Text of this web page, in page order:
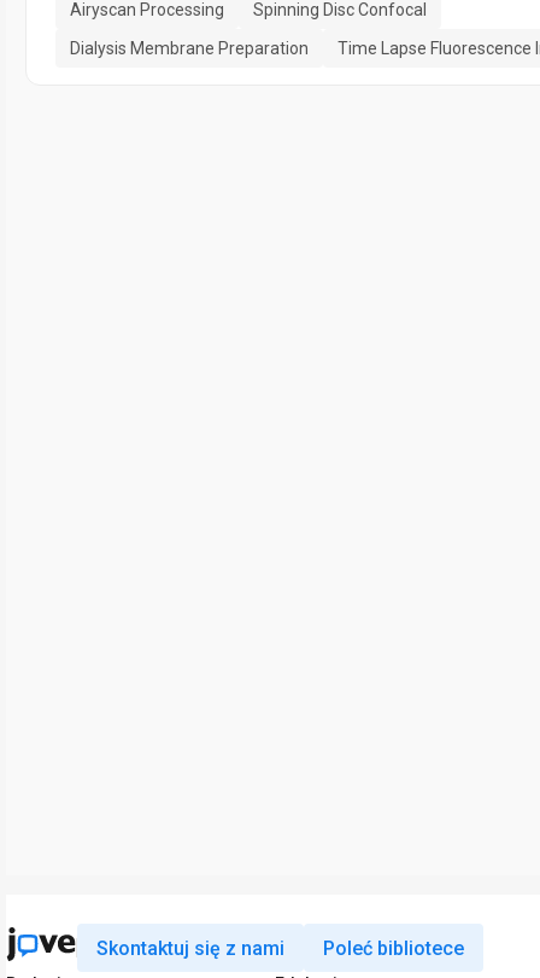
Airyscan Processing
Spinning Disc Confocal
Dialysis Membrane Preparation
Time Lapse Fluorescence
Skontaktuj się z nami Poleć bibliotece